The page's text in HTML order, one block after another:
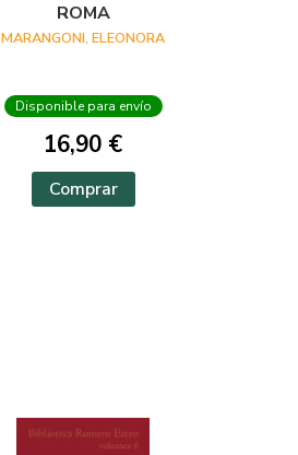
ROMA
MARANGONI, ELEONORA
Disponible para envío
16,90 €
Comprar